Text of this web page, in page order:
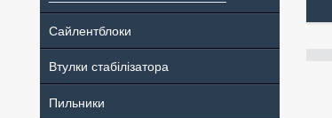
Сайлентблоки
Втулки стабілізатора
Пильники